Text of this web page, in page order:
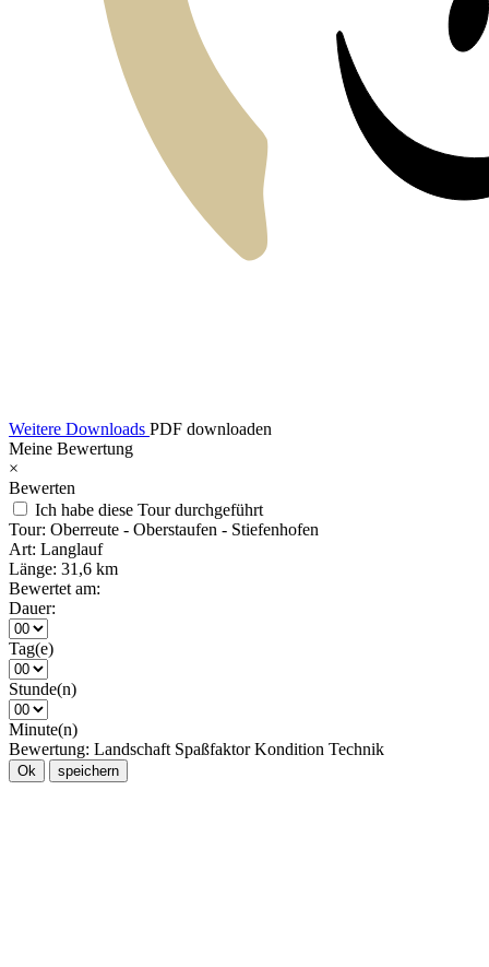
Weitere Downloads PDF downloaden
Meine Bewertung
×
Bewerten
Ich habe diese Tour durchgeführt
Tour: Oberreute - Oberstaufen - Stiefenhofen
Art: Langlauf
Länge: 31,6 km
Bewertet am:
Dauer:
Tag(e)
Stunde(n)
Minute(n)
Bewertung: Landschaft Spaßfaktor Kondition Technik
Ok speichern